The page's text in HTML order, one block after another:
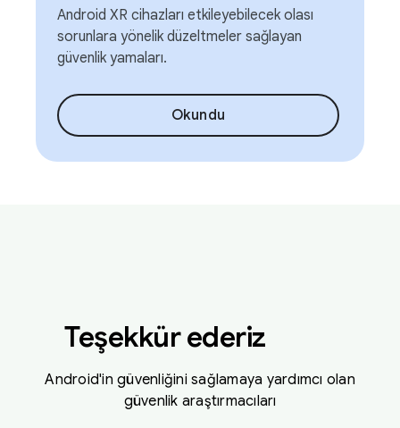
Android XR cihazları etkileyebilecek olası
sorunlara yönelik düzeltmeler sağlayan
güvenlik yamaları.
Okundu
Teşekkür ederiz
Android'in güvenliğini sağlamaya yardımcı olan
güvenlik araştırmacıları